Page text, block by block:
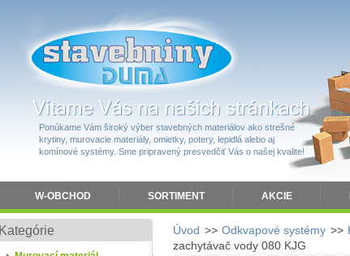
Ponúkame Vám široký výber stavebných materiálov ako strešné
krytiny, murovacie materiály, omietky, potery, lepidlá alebo aj
komínové systémy. Sme pripravený presvedčiť Vás o našej kvalite!
W-OBCHOD SORTIMENT AKCIE
Úvod >> Odkvapové systémy >>
zachytávač vody 080 KJG
Kategórie